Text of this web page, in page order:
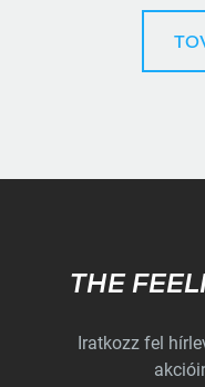
THE
Iratkozz fel